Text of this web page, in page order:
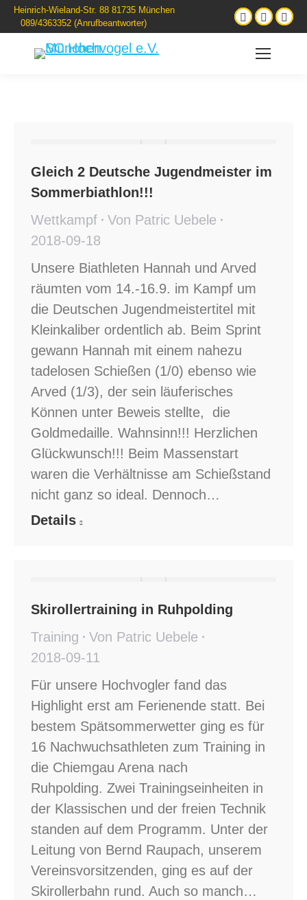
Heinrich-Wieland-Str. 88 81735 München
089/4363352 (Anrufbeantworter)
Gleich 2 Deutsche Jugendmeister im
Sommerbiathlon!!!
Wettkampf
Von Patric Uebele
2018-09-18
Unsere Biathleten Hannah und Arved
räumten vom 14.-16.9. im Kampf um
die Deutschen Jugendmeistertitel mit
Kleinkaliber ordentlich ab. Beim Sprint
gewann Hannah mit einem nahezu
tadelosen Schießen (1/0) ebenso wie
Arved (1/3), der sein läuferisches
Können unter Beweis stellte, die
Goldmedaille. Wahnsinn!!! Herzlichen
Glückwunsch!!! Beim Massenstart
waren die Verhältnisse am Schießstand
nicht ganz so ideal. Dennoch…
Details
Skirollertraining in Ruhpolding
Training
Von Patric Uebele
2018-09-11
Für unsere Hochvogler fand das
Highlight erst am Ferienende statt. Bei
bestem Spätsommerwetter ging es für
16 Nachwuchsathleten zum Training in
die Chiemgau Arena nach
Ruhpolding. Zwei Trainingseinheiten in
der Klassischen und der freien Technik
standen auf dem Programm. Unter der
Leitung von Bernd Raupach, unserem
Vereinsvorsitzenden, ging es auf der
Skirollerbahn rund. Auch so manch…